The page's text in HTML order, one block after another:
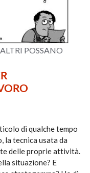
POSSANO
di qualche tempo
la tecnica usata da
delle proprie attività.
situazione? E